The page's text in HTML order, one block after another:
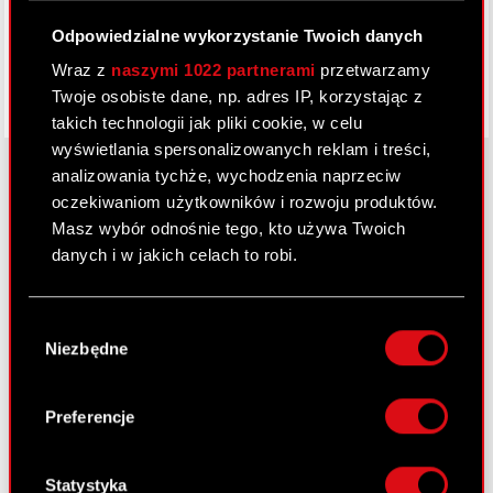
Odpowiedzialne wykorzystanie Twoich danych
Wraz z naszymi 1022 partnerami przetwarzamy
Twoje osobiste dane, np. adres IP, korzystając z
takich technologii jak pliki cookie, w celu
wyświetlania spersonalizowanych reklam i treści,
analizowania tychże, wychodzenia naprzeciw
oczekiwaniom użytkowników i rozwoju produktów.
Masz wybór odnośnie tego, kto używa Twoich
danych i w jakich celach to robi.
lokalizacji geograficznej z dokładnością nawet
Identyfikować Twoje urządzenie, aktywnie
analizując charakteryzującego je zbiory
palca)
zgody
Niezbędne
Preferencje
Statystyka
O CD PROJEKT
Grupa Kapitałowa
Inwestorzy
Kariera